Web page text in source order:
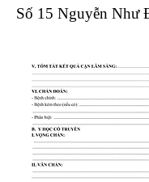
Số 15 Nguyễn Như